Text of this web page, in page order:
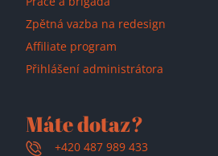
Zpětná vazba na redesign
Affiliate program
Přihlášení administrátora
Máte dotaz?
+420 487 989 433